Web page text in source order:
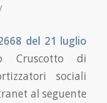
del 21 luglio
Cruscotto di
sociali
al seguente